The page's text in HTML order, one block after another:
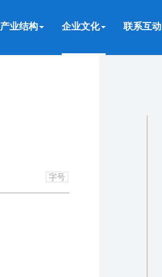
产业结构 企业文化 联系互动
字号